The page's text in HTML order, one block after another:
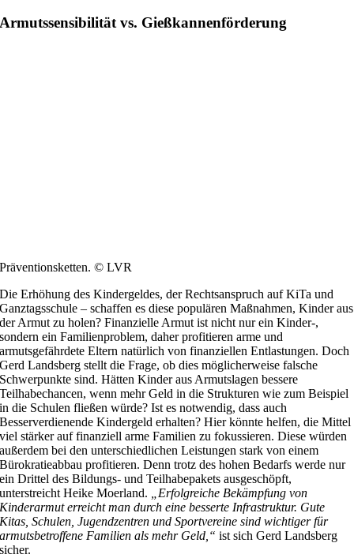
Armutssensibilität vs. Gießkannenförderung
Präventionsketten. © LVR
Die Erhöhung des Kindergeldes, der Rechtsanspruch auf KiTa und
Ganztagsschule – schaffen es diese populären Maßnahmen, Kinder aus
der Armut zu holen? Finanzielle Armut ist nicht nur ein Kinder-,
sondern ein Familienproblem, daher profitieren arme und
armutsgefährdete Eltern natürlich von finanziellen Entlastungen. Doch
Gerd Landsberg stellt die Frage, ob dies möglicherweise falsche
Schwerpunkte sind. Hätten Kinder aus Armutslagen bessere
Teilhabechancen, wenn mehr Geld in die Strukturen wie zum Beispiel
in die Schulen fließen würde? Ist es notwendig, dass auch
Besserverdienende Kindergeld erhalten? Hier könnte helfen, die Mittel
viel stärker auf finanziell arme Familien zu fokussieren. Diese würden
außerdem bei den unterschiedlichen Leistungen stark von einem
Bürokratieabbau profitieren. Denn trotz des hohen Bedarfs werde nur
ein Drittel des Bildungs- und Teilhabepakets ausgeschöpft,
unterstreicht Heike Moerland.
„Erfolgreiche Bekämpfung von
Kinderarmut erreicht man durch eine besserte Infrastruktur. Gute
Kitas, Schulen, Jugendzentren und Sportvereine sind wichtiger für
armutsbetroffene Familien als mehr Geld,“ ist sich Gerd Landsberg
sicher.